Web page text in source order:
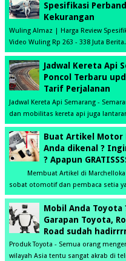
Spesifikasi
Kekurangan
Wuling Almaz | Harga Review
Video Wuling Rp 263 - 338 Juta
Jadwal Kereta Api
Poncol Terbaru
Tarif Perjalanan
Jadwal Kereta Api Semarang -
dan mobilitas kereta api juga
Buat Artikel Motor
Anda dikenal ?
? Apapun
Membuat Artikel di Marchelloka -
sobat otomotif dan pembaca setia
Mobil Anda Toyota
Garapan Toyota,
Road sudah
Produk Toyota - Semua orang
wilayah Asia tentu sangat akrab di